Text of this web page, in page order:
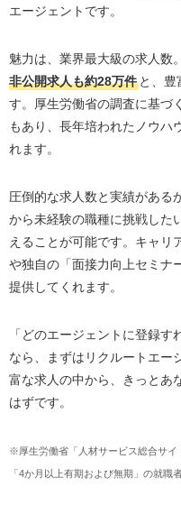
エージェントです。
魅力は、業界最大級の求人数。
非公開求人も約28万件と、豊
す。厚生労働省の調査に基づ
もあり、長年培われたノウハ
れます。
圧倒的な求人数と実績がある
から未経験の職種に挑戦した
えることが可能です。キャリ
や独自の「面接力向上セミナ
提供してくれます。
「どのエージェントに登録
なら、まずはリクルートエー
富な求人の中から、きっとあ
はずです。
※厚生労働省「人材サービス総合サイ
「4か月以上有期および無期」の就職